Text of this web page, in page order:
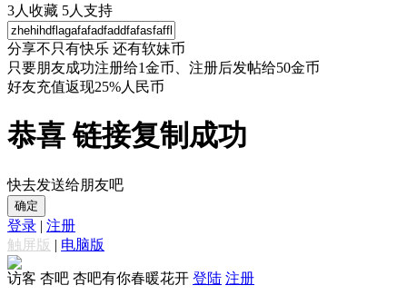
3人收藏 5人支持
分享不只有快乐 还有软妹币
只要朋友成功注册给1金币、注册后发帖给50金币
好友充值返现25%人民币
恭喜 链接复制成功
快去发送给朋友吧
确定
登录 | 注册
触屏版 | 电脑版
访客 杏吧 杏吧有你春暖花开 登陆 注册